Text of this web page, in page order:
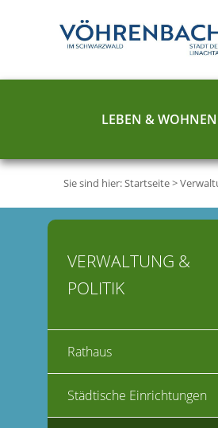
LEBEN & WOHNEN
Sie sind hier:Startseite>
VERWALTUNG &
POLITIK
Rathaus
Städtische Einrichtungen